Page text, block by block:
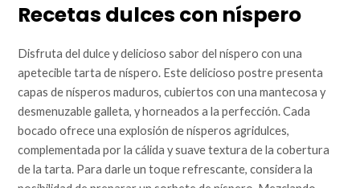
Recetas dulces con níspero
Disfruta del dulce y delicioso sabor del níspero con una
apetecible tarta de níspero. Este delicioso postre presenta
capas de nísperos maduros, cubiertos con una mantecosa y
desmenuzable galleta, y horneados a la perfección. Cada
bocado ofrece una explosión de nísperos agridulces,
complementada por la cálida y suave textura de la cobertura
de la tarta. Para darle un toque refrescante, considera la